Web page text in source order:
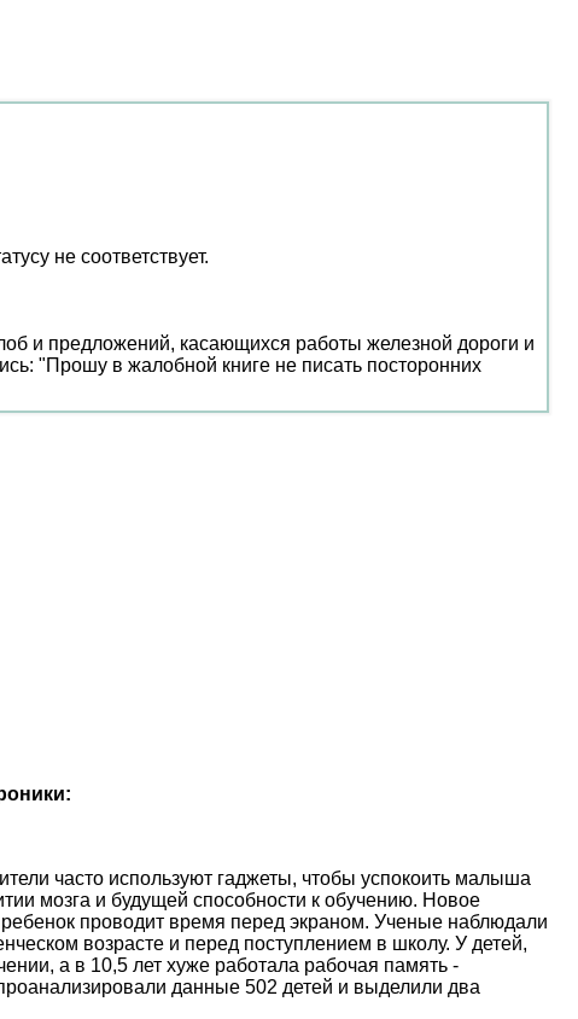
не соответствует.
и предложений, касающихся работы железной дороги и
"Прошу в жалобной книге не писать посторонних
часто используют гаджеты, чтобы успокоить малыша
мозга и будущей способности к обучению. Новое
ребенок проводит время перед экраном. Ученые наблюдали
возрасте и перед поступлением в школу. У детей,
а в 10,5 лет хуже работала рабочая память -
данные 502 детей и выделили два